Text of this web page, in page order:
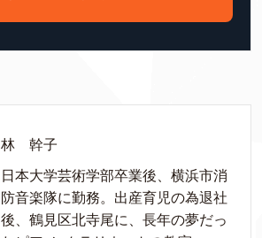
林 幹子
日本大学芸術学部卒業後、横浜市消
防音楽隊に勤務。出産育児の為退社
後、鶴見区北寺尾に、長年の夢だっ